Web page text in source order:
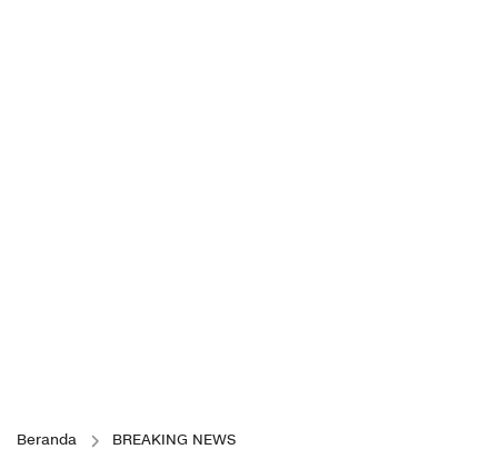
Beranda BREAKING NEWS